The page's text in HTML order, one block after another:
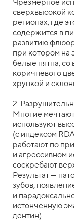
сверхвысокой
регионах, где
содержится в
развитию
при котором на
белые пятна,
коричневого
хрупкой и
2.
Многие
используют
(с индексом
работают по
и агрессивном
соскребают
Результат —
зубов,
и
истонченную
дентин).